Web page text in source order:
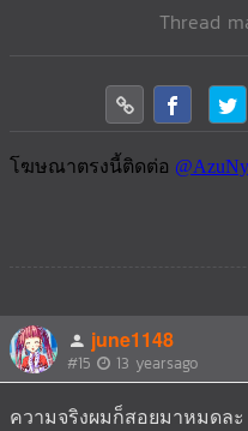
Thread
june1148
#15 13 yearsago
ความจริงผมก็สอยมาหมดล